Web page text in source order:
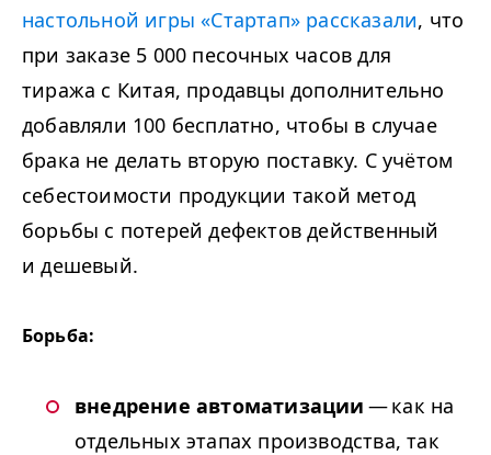
настольной игры «Стартап» рассказали, что
при заказе 5 000 песочных часов для
тиража с Китая, продавцы дополнительно
добавляли 100 бесплатно, чтобы в случае
брака не делать вторую поставку. С учётом
себестоимости продукции такой метод
борьбы с потерей дефектов действенный
и дешевый.
Борьба:
внедрение автоматизации — как на
отдельных этапах производства, так